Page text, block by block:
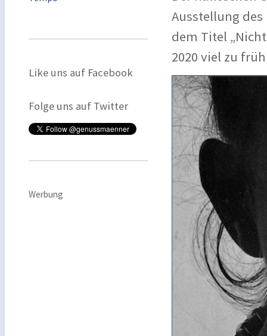
Like uns auf Facebook
Folge uns auf Twitter
Werbung
Ausstellung
dem Titel
2020 viel zu